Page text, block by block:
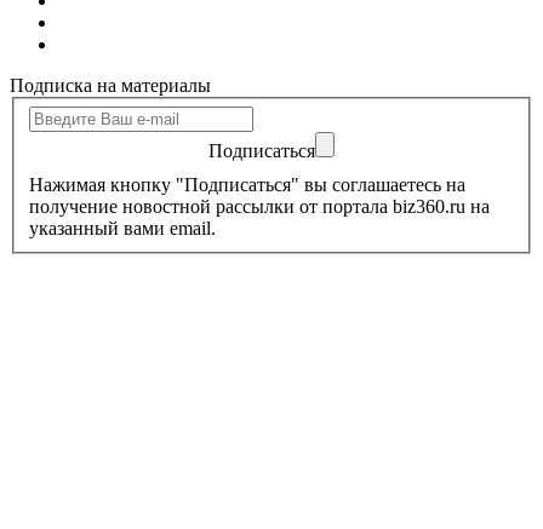
Подписка на материалы
Подписаться
Нажимая кнопку "Подписаться" вы соглашаетесь на
получение новостной рассылки от портала biz360.ru на
указанный вами email.